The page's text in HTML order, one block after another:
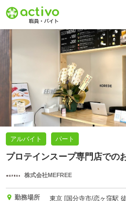
基本情報 体験談・雰囲気
アルバイト パート
プロテインスープ専門店での
株式会社MEFREE
勤務場所
東京 [国分寺市/恋ヶ窪駅